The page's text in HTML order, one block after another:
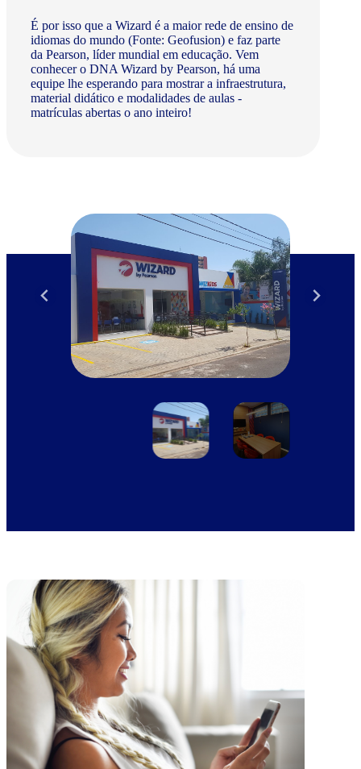
É por isso que a Wizard é a maior rede de ensino de
idiomas do mundo (Fonte: Geofusion) e faz parte
da Pearson, líder mundial em educação. Vem
conhecer o DNA Wizard by Pearson, há uma
equipe lhe esperando para mostrar a infraestrutura,
material didático e modalidades de aulas -
matrículas abertas o ano inteiro!